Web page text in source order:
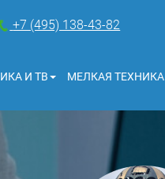
+7 (495) 138-43-82
И ТВ МЕЛКАЯ ТЕХНИКА